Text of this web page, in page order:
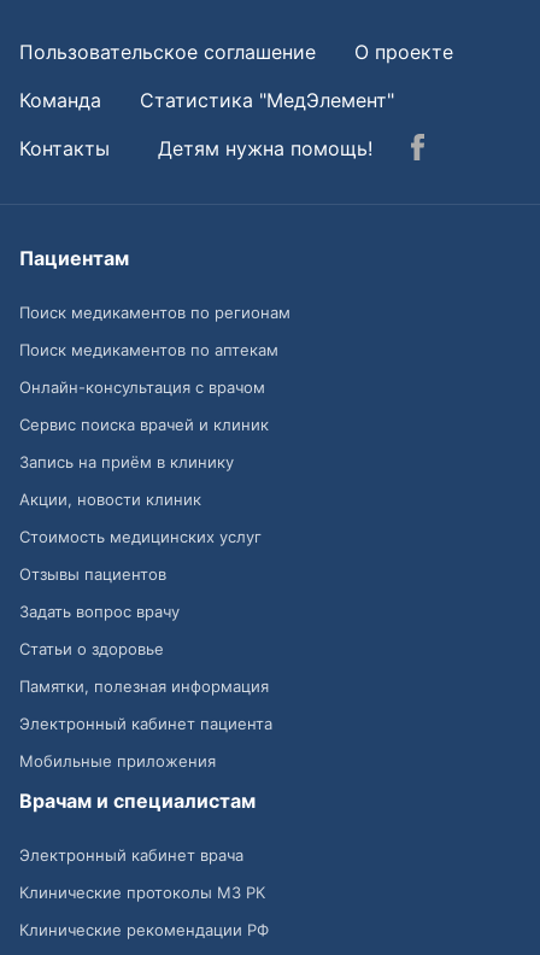
Пользовательское соглашение
О проекте
Команда
Статистика "МедЭлемент"
Контакты
Детям нужна помощь!
Пациентам
Поиск медикаментов по регионам
Поиск медикаментов по аптекам
Онлайн-консультация с врачом
Сервис поиска врачей и клиник
Запись на приём в клинику
Акции, новости клиник
Стоимость медицинских услуг
Отзывы пациентов
Задать вопрос врачу
Статьи о здоровье
Памятки, полезная информация
Электронный кабинет пациента
Мобильные приложения
Врачам и специалистам
Электронный кабинет врача
Клинические протоколы МЗ РК
Клинические рекомендации РФ